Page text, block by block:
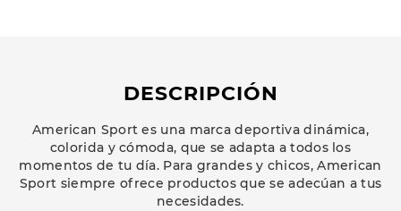
DESCRIPCIÓN
American Sport es una marca deportiva dinámica,
colorida y cómoda, que se adapta a todos los
momentos de tu día. Para grandes y chicos, American
Sport siempre ofrece productos que se adecúan a tus
necesidades.